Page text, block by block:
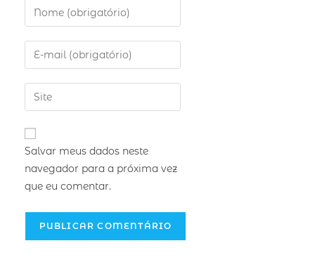
Salvar meus dados neste
navegador para a próxima vez
que eu comentar.